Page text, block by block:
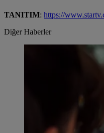
TANITIM: https://
Diğer Haberler